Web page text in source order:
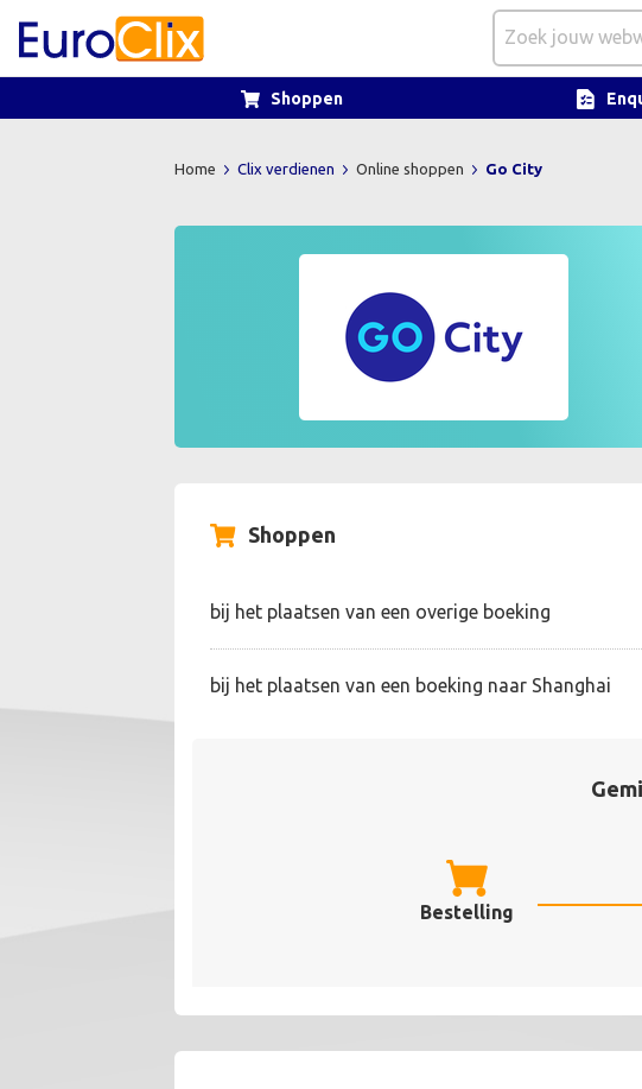
Shoppen
Home Clix verdienen Online shoppen Go City
Shoppen
bij het plaatsen van een overige boeking
bij het plaatsen van een boeking naar Shanghai
Bestelling